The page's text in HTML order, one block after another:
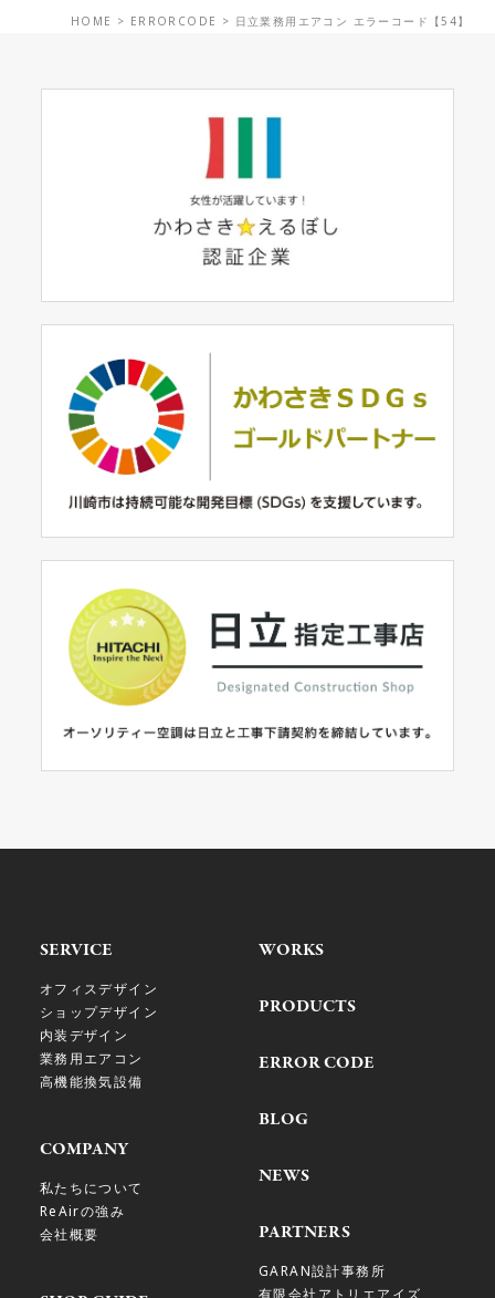
HOME > ERRORCODE > 日立業務用エアコン エラーコード【54】
SERVICE
オフィスデザイン
ショップデザイン
内装デザイン
業務用エアコン
高機能換気設備
COMPANY
私たちについて
ReAirの強み
会社概要
WORKS
PRODUCTS
ERROR CODE
BLOG
NEWS
PARTNERS
GARAN設計事務所
有限会社アトリエアイズ